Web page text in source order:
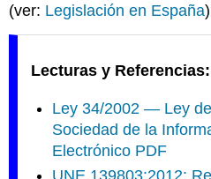
(ver: Legislación en España)
Lecturas y Referencias:
Ley 34/2002 — Ley
Sociedad de la
Electrónico PDF